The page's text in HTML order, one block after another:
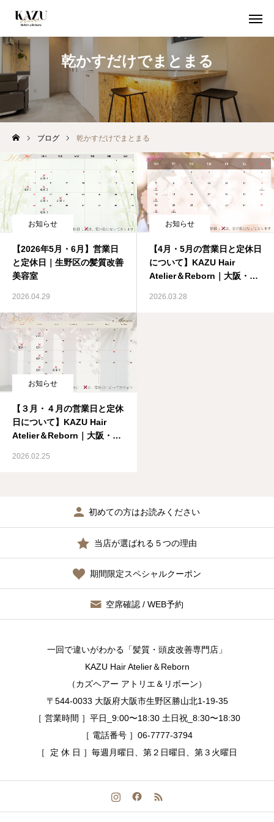
乾かすだけでまとまる
ブログ 乾かすだけでまとまる
お知らせ
【2026年5月・6月】営業日
と定休日｜生野区の髪質改善
美容室
2026.04.29
お知らせ
【4月・5月の営業日と定休日
について】KAZU Hair
Atelier＆Reborn｜大阪・生
2026.03.28
お知らせ
【３月・４月の営業日と定休
日について】KAZU Hair
Atelier＆Reborn｜大阪・生
2026.02.25
初めての方はお読みください
当店が選ばれる５つの理由
期間限定スペシャルクーポン
空席確認 / WEB予約
一回で違いがわかる「髪質・頭皮改善専門店」
KAZU Hair Atelier＆Reborn
（カズヘアー アトリエ＆リボーン）
〒544-0033 大阪府大阪市生野区勝山北1-19-35
［ 営業時間 ］平日_9:00〜18:30 土日祝_8:30〜18:30
［ 電話番号 ］06-7777-3794
［ 定 休 日 ］毎週月曜日、第２日曜日、第３火曜日
クーポン
WEB予約
初めての方へ
当店が選ばれる５つの理由
期間限定クーポン
空席確認 / 24時間WEB予約
お知らせ
髪質・頭皮改善コラム
体質改善コラム